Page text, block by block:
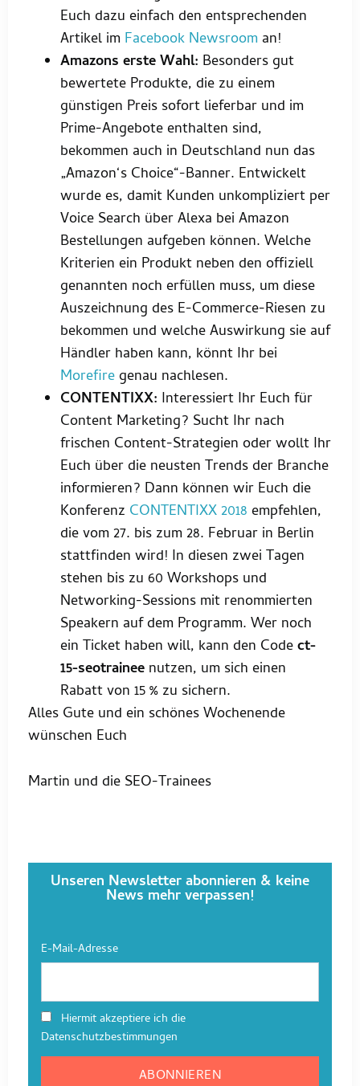
Euch dazu einfach den entsprechenden
Artikel im Facebook Newsroom an!
Amazons erste Wahl: Besonders gut
bewertete Produkte, die zu einem
günstigen Preis sofort lieferbar und im
Prime-Angebote enthalten sind,
bekommen auch in Deutschland nun das
„Amazon‘s Choice“-Banner. Entwickelt
wurde es, damit Kunden unkompliziert per
Voice Search über Alexa bei Amazon
Bestellungen aufgeben können. Welche
Kriterien ein Produkt neben den offiziell
genannten noch erfüllen muss, um diese
Auszeichnung des E-Commerce-Riesen zu
bekommen und welche Auswirkung sie auf
Händler haben kann, könnt Ihr bei
Morefiregenau nachlesen.
CONTENTIXX: Interessiert Ihr Euch für
Content Marketing? Sucht Ihr nach
frischen Content-Strategien oder wollt Ihr
Euch über die neusten Trends der Branche
informieren? Dann können wir Euch die
Konferenz CONTENTIXX 2018 empfehlen,
die vom 27. bis zum 28. Februar in Berlin
stattfinden wird! In diesen zwei Tagen
stehen bis zu 60 Workshops und
Networking-Sessions mit renommierten
Speakern auf dem Programm. Wer noch
ein Ticket haben will, kann den Codect-
15-seotrainee nutzen, um sich einen
Rabatt von 15 % zu sichern.
Alles Gute und ein schönes Wochenende
wünschen Euch
Martin und die SEO-Trainees
Unseren Newsletter abonnieren & keine
News mehr verpassen!
E-Mail-Adresse
Hiermit akzeptiere ich die
Datenschutzbestimmungen